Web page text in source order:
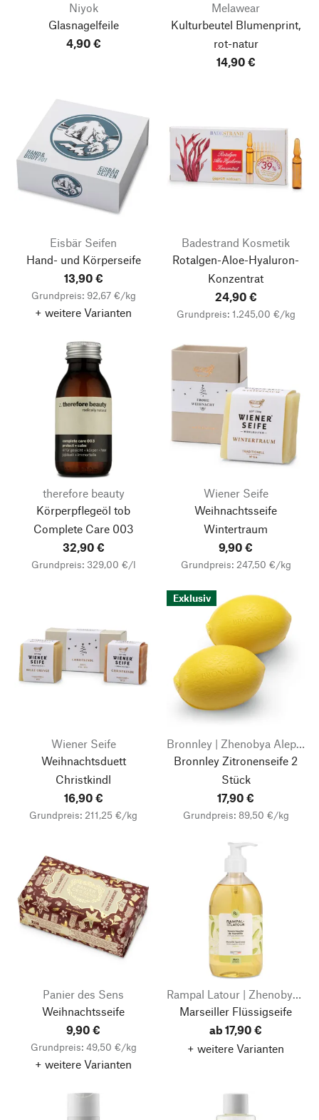
Niyok
Glasnagelfeile
4,90 €
Melawear
Kulturbeutel Blumenprint,
rot-natur
14,90 €
Eisbär Seifen
Hand- und Körperseife
13,90 €
Grundpreis: 92,67 €/kg
+ weitere Varianten
Badestrand Kosmetik
Rotalgen-Aloe-Hyaluron-
Konzentrat
24,90 €
Grundpreis: 1.245,00 €/kg
therefore beauty
Körperpflegeöl tob
Complete Care 003
32,90 €
Grundpreis: 329,00 €/l
Wiener Seife
Weihnachtsseife
Wintertraum
9,90 €
Grundpreis: 247,50 €/kg
Wiener Seife
Weihnachtsduett
Christkindl
16,90 €
Grundpreis: 211,25 €/kg
Exklusiv
Bronnley | Zhenobya Aleppo- und Naturseifen
Bronnley Zitronenseife 2
Stück
17,90 €
Grundpreis: 89,50 €/kg
Panier des Sens
Weihnachtsseife
9,90 €
Grundpreis: 49,50 €/kg
+ weitere Varianten
Rampal Latour | Zhenobya Aleppo- und Naturseifen
Marseiller Flüssigseife
ab 17,90 €
+ weitere Varianten